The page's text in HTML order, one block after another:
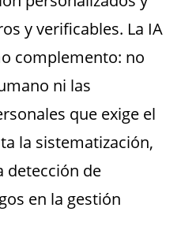
y verificables. La IA
complemento: no
ni las
que exige el
la sistematización,
detección de
en la gestión